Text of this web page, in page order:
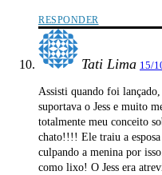
RESPONDER
Tati Lima 15/
Assisti quando foi
suportava o Jess e muito
totalmente meu conceito
chato!!!! Ele traiu a
culpando a menina por
como lixo! O Jess era